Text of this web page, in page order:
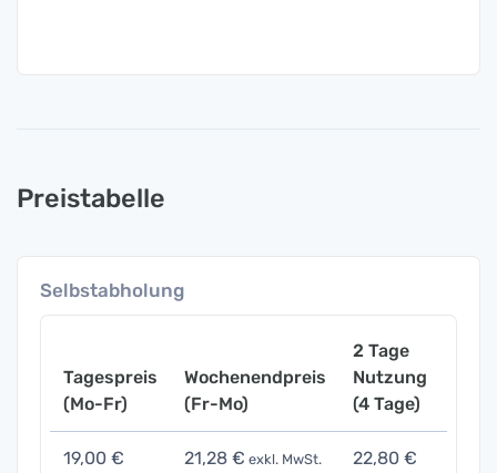
Preistabelle
Selbstabholung
Tagespreis
(Mo-Fr)
Wochenendpreis
(Fr-Mo)
2 Tage
Nutzung
(4 Tage)
19,00 € 21,28 € exkl. MwSt. 22,80 €